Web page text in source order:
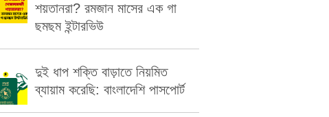
শয়তানরা? রমজান মাসের এক গা
ছমছম ইন্টারভিউ
দুই ধাপ শক্তি বাড়াতে নিয়মিত
ব্যায়াম করেছি: বাংলাদেশি পাসপোর্ট